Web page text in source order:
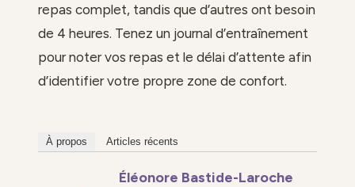
repas complet, tandis que d’autres ont besoin
de 4 heures. Tenez un journal d’entraînement
pour noter vos repas et le délai d’attente afin
d’identifier votre propre zone de confort.
À propos Articles récents
Éléonore Bastide-Laroche